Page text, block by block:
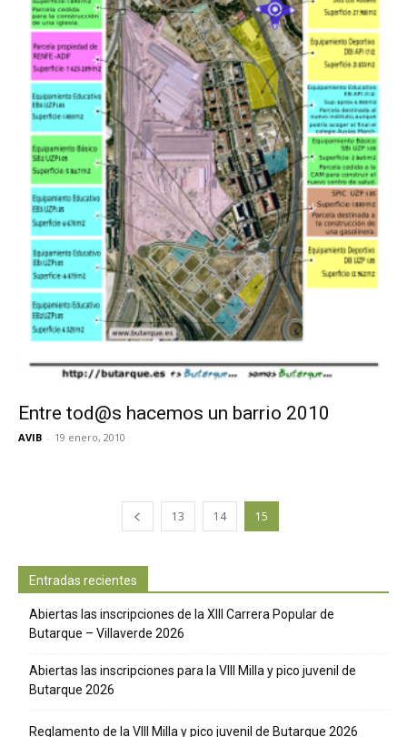
Entre tod@s hacemos un barrio 2010
AVIB - 19 enero, 2010
13 14 15
Entradas recientes
Abiertas las inscripciones de la XIII Carrera Popular de
Butarque – Villaverde 2026
Abiertas las inscripciones para la VIII Milla y pico juvenil de
Butarque 2026
Reglamento de la VIII Milla y pico juvenil de Butarque 2026